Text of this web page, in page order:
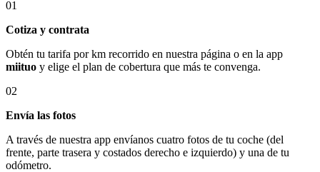
01
Cotiza y contrata
Obtén tu tarifa por km recorrido en nuestra página o en la app
miituo y elige el plan de cobertura que más te convenga.
02
Envía las fotos
A través de nuestra app envíanos cuatro fotos de tu coche (del
frente, parte trasera y costados derecho e izquierdo) y una de tu
odómetro.